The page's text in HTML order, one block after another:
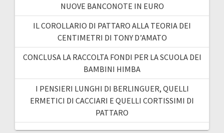
NUOVE BANCONOTE IN EURO
IL COROLLARIO DI PATTARO ALLA TEORIA DEI
CENTIMETRI DI TONY D’AMATO
CONCLUSA LA RACCOLTA FONDI PER LA SCUOLA DEI
BAMBINI HIMBA
I PENSIERI LUNGHI DI BERLINGUER, QUELLI
ERMETICI DI CACCIARI E QUELLI CORTISSIMI DI
PATTARO